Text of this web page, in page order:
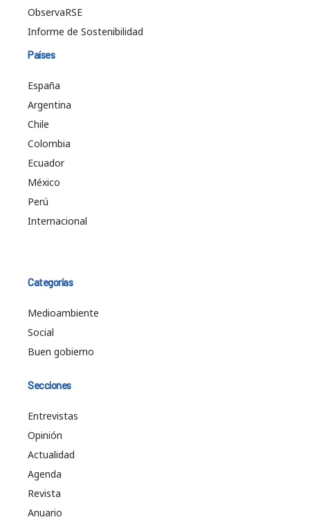
ObservaRSE
Informe de Sostenibilidad
Países
España
Argentina
Chile
Colombia
Ecuador
México
Perú
Internacional
Categorías
Medioambiente
Social
Buen gobierno
Secciones
Entrevistas
Opinión
Actualidad
Agenda
Revista
Anuario